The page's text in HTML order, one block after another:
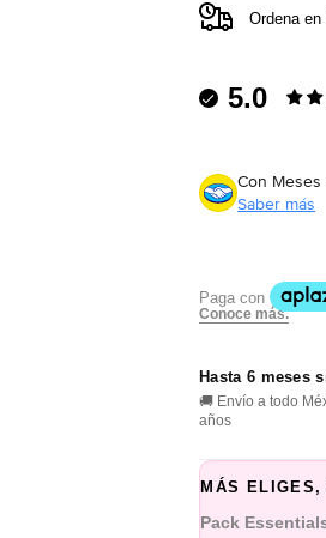
Ordena
5.0
Con
Saber más
Hasta 6 meses
🚚 Envío a todo
años
MÁS ELIGES,
Pack